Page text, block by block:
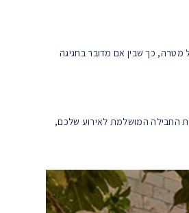
מטרה, כך שבין אם מדובר בחגיגה
את החבילה המושלמת לאירוע שלכם,